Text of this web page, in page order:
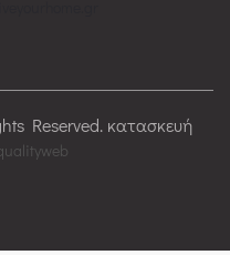
Reserved. κατασκευή